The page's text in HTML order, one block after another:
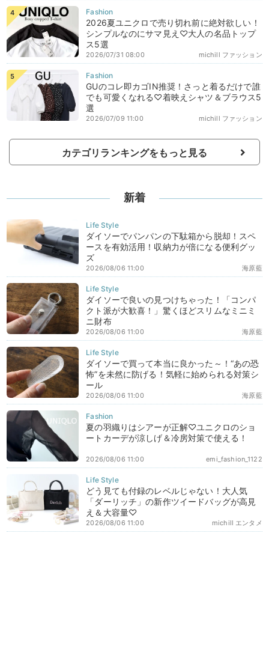
2026夏ユニクロで売り切れ前に絶対欲しい！
シンプルなのにサマ見え♡大人の名品トップ
ス5選
michill ファッション
2026/07/31 08:00
GUのコレ即カゴIN推奨！さっと着るだけで誰
でも可愛くなれる♡着映えシャツ＆ブラウス5
選
michill ファッション
2026/07/09 11:00
カテゴリランキングをもっと見る
新着
ダイソーでパンパンの下駄箱から脱却！スペ
ースを有効活用！収納力が倍になる便利グッ
ズ
海原藍
2026/08/06 11:00
ダイソーで良いの見つけちゃった！「コンパ
クト派が大歓喜！」驚くほどスリムなミニミ
ニ財布
海原藍
2026/08/06 11:00
ダイソーで買って本当に良かった～！“あの恐
怖”を未然に防げる！気軽に始められる対策シ
ール
海原藍
2026/08/06 11:00
夏の羽織りはシアーが正解♡ユニクロのショ
ートカーデが涼しげ＆冷房対策で使える！
emi_fashion_1122
2026/08/06 11:00
どう見ても付録のレベルじゃない！大人気
「ダーリッチ」の新作ツイードバッグが高見
え＆大容量♡
michill エンタメ
2026/08/06 11:00